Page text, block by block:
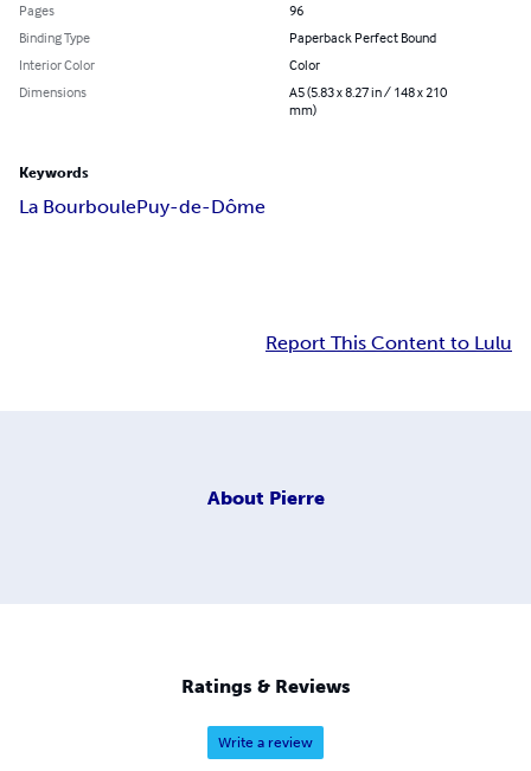
Pages
96
Binding Type
Paperback Perfect Bound
Interior Color
Color
Dimensions
A5 (5.83 x 8.27 in / 148 x 210
mm)
Keywords
La BourboulePuy-de-Dôme
Report This Content to Lulu
About Pierre
Ratings & Reviews
Write a review